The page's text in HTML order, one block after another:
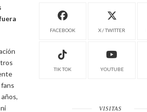
FACEBOOK X / TWITTER
TIK TOK YOUTUBE
VISITAS